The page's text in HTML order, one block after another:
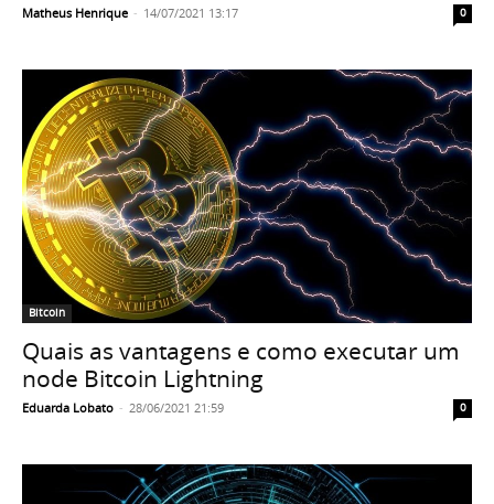
Matheus Henrique - 14/07/2021 13:17 0
Bitcoin
Quais as vantagens e como executar um
node Bitcoin Lightning
Eduarda Lobato - 28/06/2021 21:59 0